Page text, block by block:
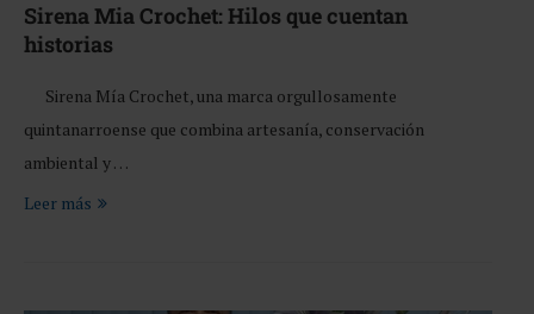
Sirena Mia Crochet: Hilos que cuentan
historias
Sirena Mía Crochet, una marca orgullosamente
quintanarroense que combina artesanía, conservación
ambiental y …
Leer más